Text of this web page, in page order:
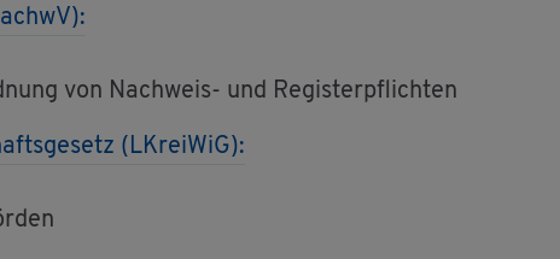
von Nach­weis- und Re­gis­ter­pflich­ten
(LKrei­WiG):